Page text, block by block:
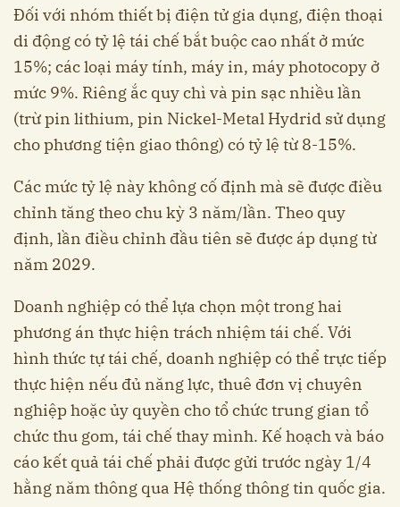
Đối với nhóm thiết bị điện tử gia dụng, điện thoại
di động có tỷ lệ tái chế bắt buộc cao nhất ở mức
15%; các loại máy tính, máy in, máy photocopy ở
mức 9%. Riêng ắc quy chì và pin sạc nhiều lần
(trừ pin lithium, pin Nickel-Metal Hydrid sử dụng
cho phương tiện giao thông) có tỷ lệ từ 8-15%.
Các mức tỷ lệ này không cố định mà sẽ được điều
chỉnh tăng theo chu kỳ 3 năm/lần. Theo quy
định, lần điều chỉnh đầu tiên sẽ được áp dụng từ
năm 2029.
Doanh nghiệp có thể lựa chọn một trong hai
phương án thực hiện trách nhiệm tái chế. Với
hình thức tự tái chế, doanh nghiệp có thể trực tiếp
thực hiện nếu đủ năng lực, thuê đơn vị chuyên
nghiệp hoặc ủy quyền cho tổ chức trung gian tổ
chức thu gom, tái chế thay mình. Kế hoạch và báo
cáo kết quả tái chế phải được gửi trước ngày 1/4
hằng năm thông qua Hệ thống thông tin quốc gia.